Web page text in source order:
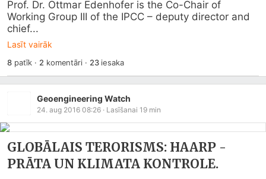
Prof. Dr. Ottmar Edenhofer is the Co-Chair of
Working Group III of the IPCC – deputy director and
chief...
Lasīt vairāk
8patīk · 2 komentāri · 23iesaka
Geoengineering Watch
24. aug 2016 08:26 · Lasīšanai 19 min
GLOBĀLAIS TERORISMS: HAARP -
PRĀTA UN KLIMATA KONTROLE.